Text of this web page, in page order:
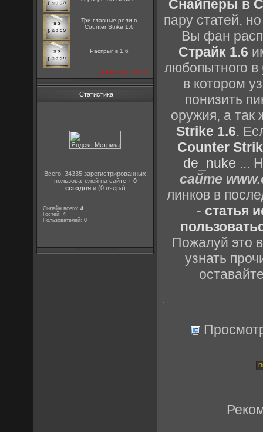
Три главные роли в
Counter Strike 1.6
Распрыг в 1.6
посмотреть все
Статистика
Всего: 34335 зарегистрированных
пользователей на сайте + 0
сегодняи (0 вчера)
Онлайн всего:4
Гостей:4
Пользователей:0
Снайперы в
пару статей,
Вы фан
Страйк 1.6
любопытного в
в котором
понизить
оружия, а так
Strike 1.6.
Counter
de_nuke ...
сайте
линков в
- статья
Пожалуй это
узнать